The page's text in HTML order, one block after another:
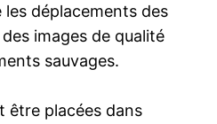
les déplacements des
images de qualité
sauvages.
être placées dans